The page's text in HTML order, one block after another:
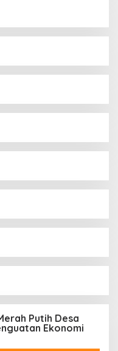
Putih Desa
Ekonomi